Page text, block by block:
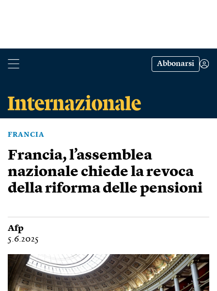
Abbonarsi
FRANCIA
Francia, l’assemblea
nazionale chiede la revoca
della riforma delle pensioni
Afp
5.6.2025